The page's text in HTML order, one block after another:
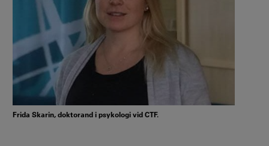
Frida Skarin, doktorand i psykologi vid CTF.